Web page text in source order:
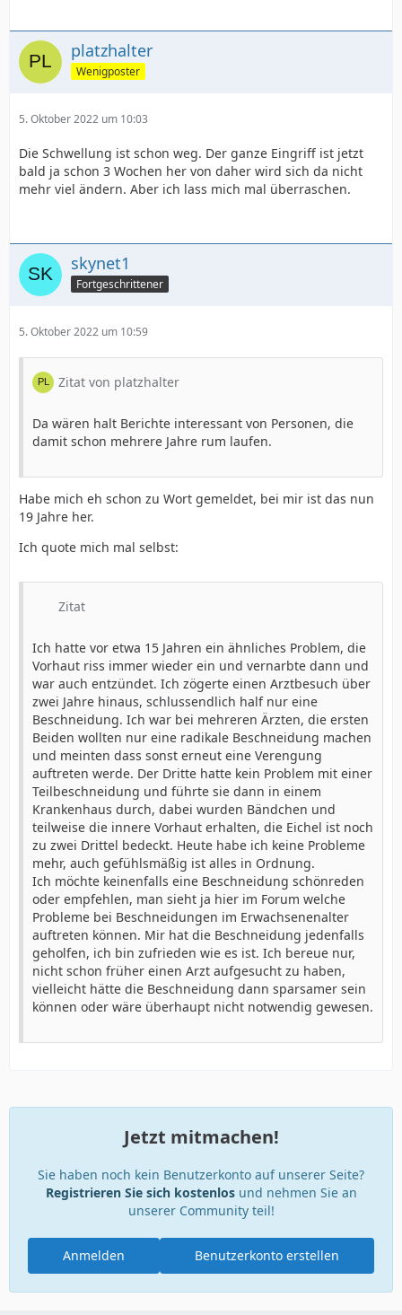
platzhalter
Wenigposter
5. Oktober 2022 um 10:03
Die Schwellung ist schon weg. Der ganze Eingriff ist jetzt
bald ja schon 3 Wochen her von daher wird sich da nicht
mehr viel ändern. Aber ich lass mich mal überraschen.
skynet1
Fortgeschrittener
5. Oktober 2022 um 10:59
Zitat von platzhalter
Da wären halt Berichte interessant von Personen, die
damit schon mehrere Jahre rum laufen.
Habe mich eh schon zu Wort gemeldet, bei mir ist das nun
19 Jahre her.
Ich quote mich mal selbst:
Zitat
Ich hatte vor etwa 15 Jahren ein ähnliches Problem, die
Vorhaut riss immer wieder ein und vernarbte dann und
war auch entzündet. Ich zögerte einen Arztbesuch über
zwei Jahre hinaus, schlussendlich half nur eine
Beschneidung. Ich war bei mehreren Ärzten, die ersten
Beiden wollten nur eine radikale Beschneidung machen
und meinten dass sonst erneut eine Verengung
auftreten werde. Der Dritte hatte kein Problem mit einer
Teilbeschneidung und führte sie dann in einem
Krankenhaus durch, dabei wurden Bändchen und
teilweise die innere Vorhaut erhalten, die Eichel ist noch
zu zwei Drittel bedeckt. Heute habe ich keine Probleme
mehr, auch gefühlsmäßig ist alles in Ordnung.
Ich möchte keinenfalls eine Beschneidung schönreden
oder empfehlen, man sieht ja hier im Forum welche
Probleme bei Beschneidungen im Erwachsenenalter
auftreten können. Mir hat die Beschneidung jedenfalls
geholfen, ich bin zufrieden wie es ist. Ich bereue nur,
nicht schon früher einen Arzt aufgesucht zu haben,
vielleicht hätte die Beschneidung dann sparsamer sein
können oder wäre überhaupt nicht notwendig gewesen.
Jetzt mitmachen!
Sie haben noch kein Benutzerkonto auf unserer Seite?
Registrieren Sie sich kostenlosund nehmen Sie an
unserer Community teil!
Benutzerkonto erstellen
Anmelden